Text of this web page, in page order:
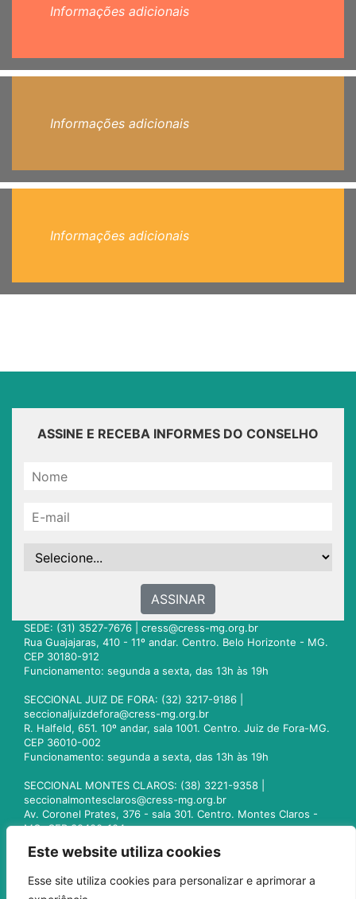
Este website utiliza cookies
Esse site utiliza cookies para personalizar e aprimorar a
Informações adicionais
Informações adicionais
Informações adicionais
ASSINE E RECEBA INFORMES DO CONSELHO
ASSINAR
SEDE: (31) 3527-7676 | cress@cress-mg.org.br
Rua Guajajaras, 410 - 11º andar. Centro. Belo Horizonte - MG.
CEP 30180-912
Funcionamento: segunda a sexta, das 13h às 19h
SECCIONAL JUIZ DE FORA: (32) 3217-9186 |
seccionaljuizdefora@cress-mg.org.br
R. Halfeld, 651. 10º andar, sala 1001. Centro. Juiz de Fora-MG.
CEP 36010-002
Funcionamento: segunda a sexta, das 13h às 19h
SECCIONAL MONTES CLAROS: (38) 3221-9358 |
seccionalmontesclaros@cress-mg.org.br
Av. Coronel Prates, 376 - sala 301. Centro. Montes Claros -
MG. CEP 39400-104
seccionaluberlandia@cress-mg.org.br